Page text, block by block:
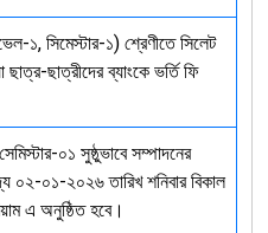
১, সিমেস্টার-১) শ্রেণীতে সিলেট
ছাত্রীদের ব্যাংকে ভর্তি ফি
০১ সুষ্ঠুভাবে সম্পাদনের
০২-০১-২০২৬ তারিখ শনিবার বিকাল
এ অনুষ্ঠিত হবে।